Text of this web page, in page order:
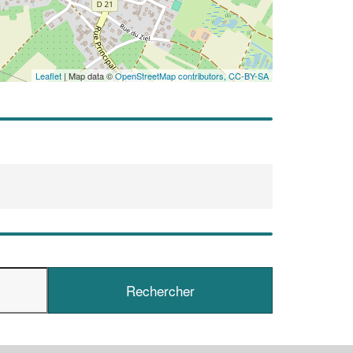
Leaflet | Map data ©OpenStreetMap contributors,CC-BY-SA